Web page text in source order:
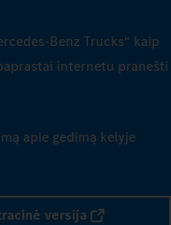
Trucks“ kaip
internetu pranešti
apie gedimą kelyje
versija